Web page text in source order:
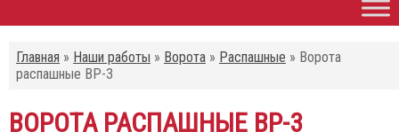
Главная » Наши работы » Ворота » Распашные » Ворота
распашные ВР-3
ВОРОТА РАСПАШНЫЕ ВР-3